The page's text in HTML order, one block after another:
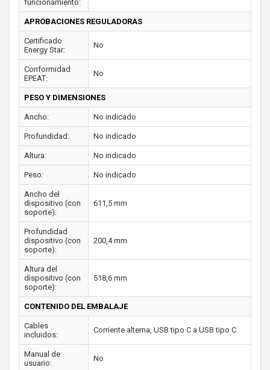
funcionamiento:
APROBACIONES REGULADORAS
Certificado
Energy Star:
No
Conformidad
EPEAT:
No
PESO Y DIMENSIONES
Ancho: No indicado
Profundidad: No indicado
Altura: No indicado
Peso: No indicado
Ancho del
dispositivo (con
soporte):
611,5 mm
Profundidad
dispositivo (con
soporte):
200,4 mm
Altura del
dispositivo (con
soporte):
518,6 mm
CONTENIDO DEL EMBALAJE
Cables
incluidos:
Corriente alterna, USB tipo C a USB tipo C
Manual de
usuario:
No